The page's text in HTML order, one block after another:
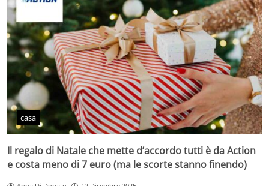
casa
Il regalo di Natale che mette d’accordo tutti è da Action
e costa meno di 7 euro (ma le scorte stanno finendo)